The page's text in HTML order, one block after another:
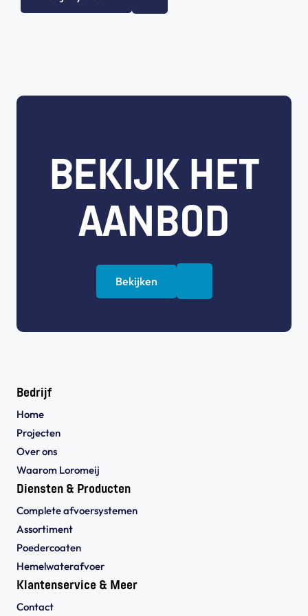
BEKIJK HET
AANBOD
Bekijken
Bedrijf
Home
Projecten
Over ons
Waarom Loromeij
Diensten & Producten
Complete afvoersystemen
Assortiment
Poedercoaten
Hemelwaterafvoer
Klantenservice & Meer
Contact